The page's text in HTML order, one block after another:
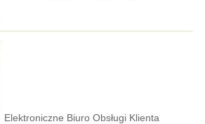
Elektroniczne Biuro Obsługi Klienta